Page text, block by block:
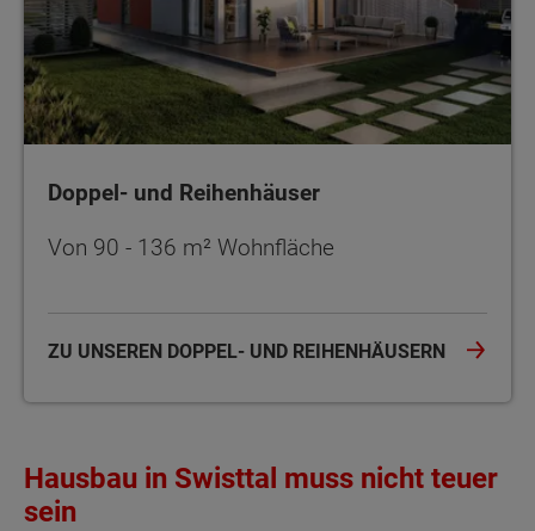
Doppel- und Reihenhäuser
Von 90 - 136 m² Wohnfläche
ZU UNSEREN DOPPEL- UND REIHENHÄUSERN
Hausbau in Swisttal muss nicht teuer
sein